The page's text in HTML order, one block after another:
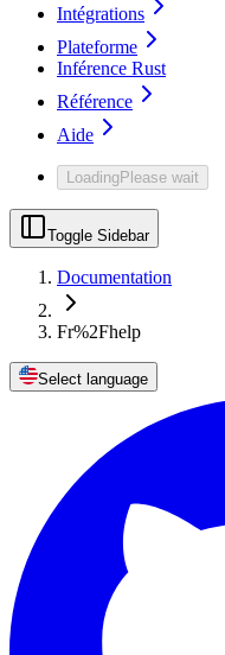
Intégrations
Plateforme
Inférence Rust
Référence
Aide
LoadingPlease wait
Toggle Sidebar
Documentation
Fr%2Fhelp
Select language